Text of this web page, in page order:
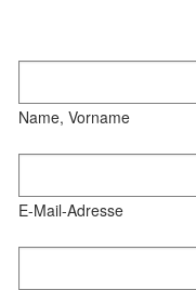
Name, Vorname
E-Mail-Adresse